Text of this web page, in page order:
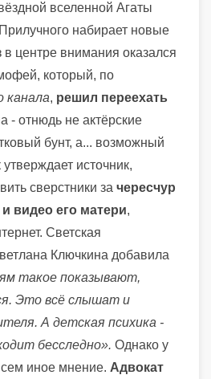
вселенной Агаты
набирает новые
центре внимания оказался
который, по
канала, решил переехать
- отнюдь не актёрские
бунт, а... возможный
источник,
сверстники за чересчур
видео его матери,
Светская
Ключкина добавила
такое показывают,
Это всё слышат и
А детская психика -
бесследно». Однако у
иное мнение. Адвокат